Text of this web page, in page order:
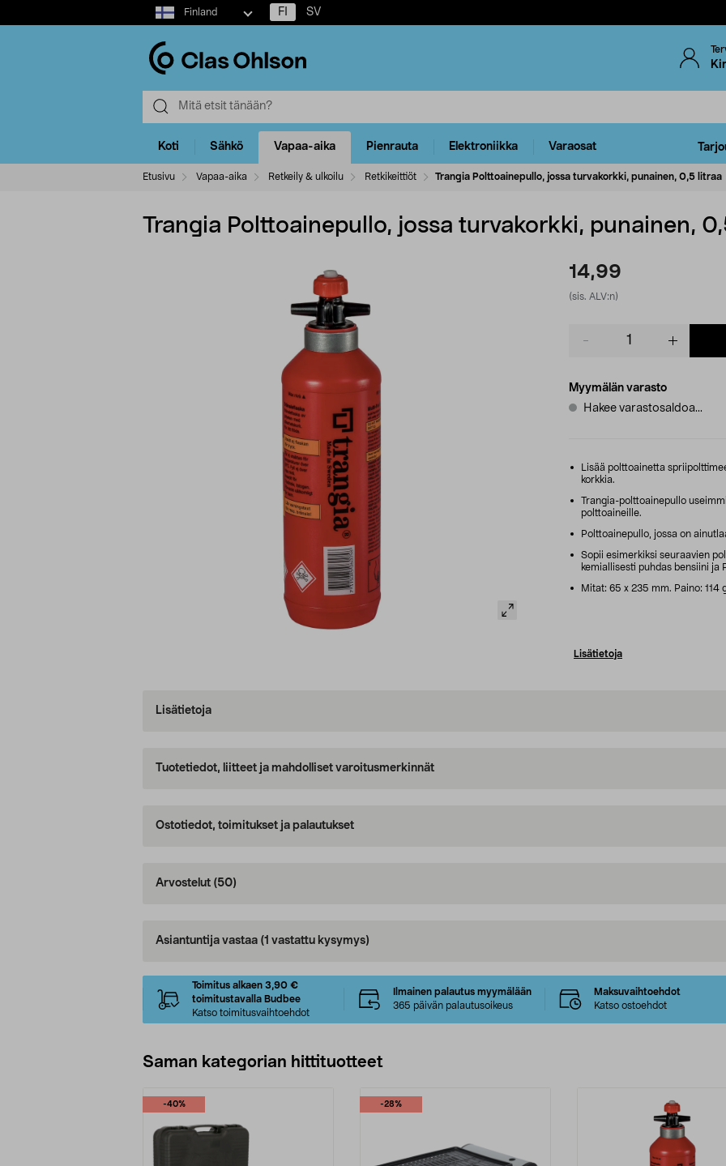
Select
market
Finland FI SV
Koti Sähkö Vapaa-aika Pienrauta Elektroniikka Varaosat
Etusivu Vapaa-aika Retkeily & ulkoilu Retkikeittiöt Trangia Polttoainepullo, jossa turvakorkki, punainen, 0,5 litraa
Trangia Polttoainepullo, jossa turvakorkki, punainen,
14,99
(sis. ALV:n)
Myymälän varasto
Hakee varastosaldoa...
Lisää polttoainetta
korkkia.
Trangia-polttoainepullo
polttoaineille.
Polttoainepullo, jossa on
Sopii esimerkiksi seuraavien
kemiallisesti puhdas bensiini ja
Mitat: 65 x 235 mm. Paino: 114
Lisätietoja
Lisätietoja
Tuotetiedot, liitteet ja mahdolliset varoitusmerkinnät
Ostotiedot, toimitukset ja palautukset
Arvostelut (50)
Asiantuntija vastaa (1 vastattu kysymys)
Toimitus alkaen 3,90 €
toimitustavalla Budbee
Katso toimitusvaihtoehdot
Ilmainen palautus myymälään
365 päivän palautusoikeus
Maksuvaihtoehdot
Katso ostoehdot
Saman kategorian hittituotteet
-40% -28%